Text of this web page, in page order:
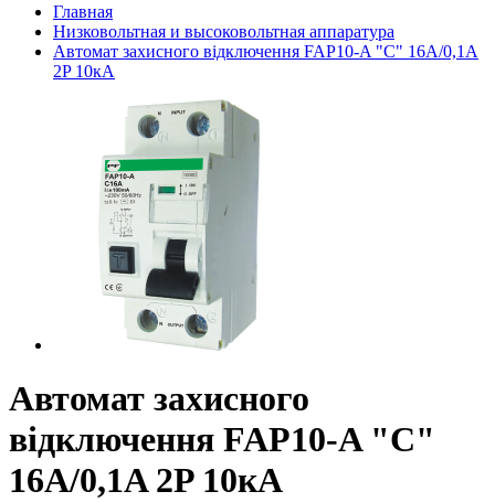
Главная
Низковольтная и высоковольтная аппаратура
Автомат захисного відключення FAP10-A "C" 16А/0,1A
2P 10кА
Автомат захисного
відключення FAP10-A "C"
16А/0,1A 2P 10кА